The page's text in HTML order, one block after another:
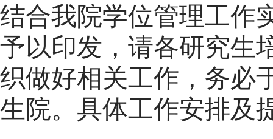
结合我院学位管理工作
予以印发，请各研究生
织做好相关工作，务必
生院。具体工作安排及